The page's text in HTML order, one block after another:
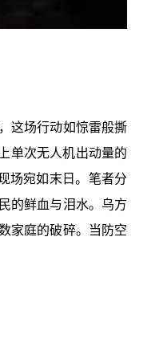
这场行动如惊雷般撕
单次无人机出动量的
场宛如末日。笔者分
的鲜血与泪水。乌方
家庭的破碎。当防空